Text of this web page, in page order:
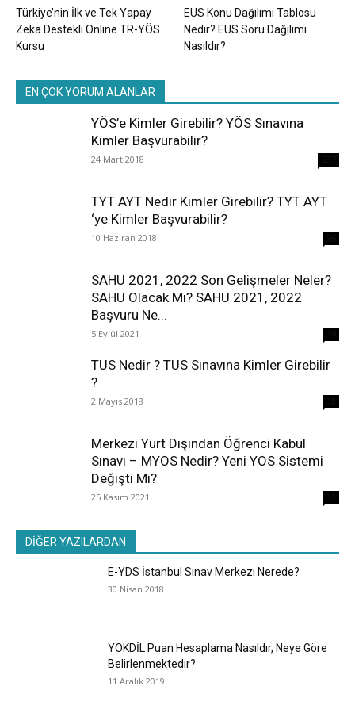
Türkiye’nin İlk ve Tek Yapay
Zeka Destekli Online TR-YÖS
Kursu
EUS Konu Dağılımı Tablosu
Nedir? EUS Soru Dağılımı
Nasıldır?
EN ÇOK YORUM ALANLAR
YÖS’e Kimler Girebilir? YÖS Sınavına
Kimler Başvurabilir?
24 Mart 2018
TYT AYT Nedir Kimler Girebilir? TYT AYT
‘ye Kimler Başvurabilir?
10 Haziran 2018
SAHU 2021, 2022 Son Gelişmeler Neler?
SAHU Olacak Mı? SAHU 2021, 2022
Başvuru Ne...
5 Eylül 2021
TUS Nedir ? TUS Sınavına Kimler Girebilir
?
2 Mayıs 2018
Merkezi Yurt Dışından Öğrenci Kabul
Sınavı – MYÖS Nedir? Yeni YÖS Sistemi
Değişti Mi?
25 Kasım 2021
DİĞER YAZILARDAN
E-YDS İstanbul Sınav Merkezi Nerede?
30 Nisan 2018
YÖKDİL Puan Hesaplama Nasıldır, Neye Göre
Belirlenmektedir?
11 Aralık 2019